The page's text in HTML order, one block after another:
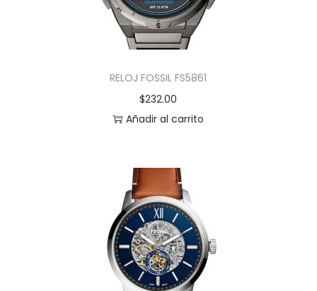
RELOJ FOSSIL FS5861
$232.00
Añadir al carrito